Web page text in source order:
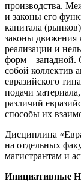
производства.
и законы его
капитала
законы движения
реализации и
форм – западной.
собой коллектив
евразийского
подачи
различий
способы их
Дисциплина
на отдельных
магистрантам и
Инициативные